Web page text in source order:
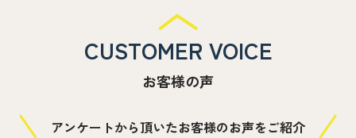
CUSTOMER VOICE
お客様の声
アンケートから頂いたお客様のお声をご紹介